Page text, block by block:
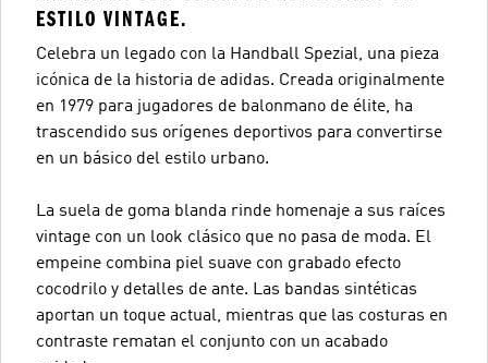
ESTILO VINTAGE.
Celebra un legado con la Handball Spezial, una pieza
icónica de la historia de adidas. Creada originalmente
en 1979 para jugadores de balonmano de élite, ha
trascendido sus orígenes deportivos para convertirse
en un básico del estilo urbano.
La suela de goma blanda rinde homenaje a sus raíces
vintage con un look clásico que no pasa de moda. El
empeine combina piel suave con grabado efecto
cocodrilo y detalles de ante. Las bandas sintéticas
aportan un toque actual, mientras que las costuras en
contraste rematan el conjunto con un acabado